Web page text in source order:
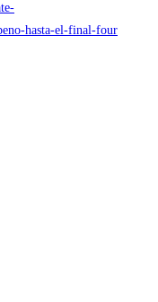
hasta-el-final-four